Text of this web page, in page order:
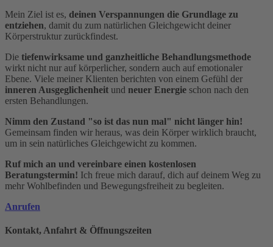
Mein Ziel ist es, deinen Verspannungen die Grundlage zu
entziehen, damit du zum natürlichen Gleichgewicht deiner
Körperstruktur zurückfindest.
Die tiefenwirksame und ganzheitliche Behandlungsmethode
wirkt nicht nur auf körperlicher, sondern auch auf emotionaler
Ebene. Viele meiner Klienten berichten von einem Gefühl der
inneren Ausgeglichenheit und neuer Energie schon nach den
ersten Behandlungen.
Nimm den Zustand "so ist das nun mal" nicht länger hin!
Gemeinsam finden wir heraus, was dein Körper wirklich braucht,
um in sein natürliches Gleichgewicht zu kommen.
Ruf mich an und vereinbare einen kostenlosen
Beratungstermin! Ich freue mich darauf, dich auf deinem Weg zu
mehr Wohlbefinden und Bewegungsfreiheit zu begleiten.
Anrufen
Kontakt, Anfahrt & Öffnungszeiten